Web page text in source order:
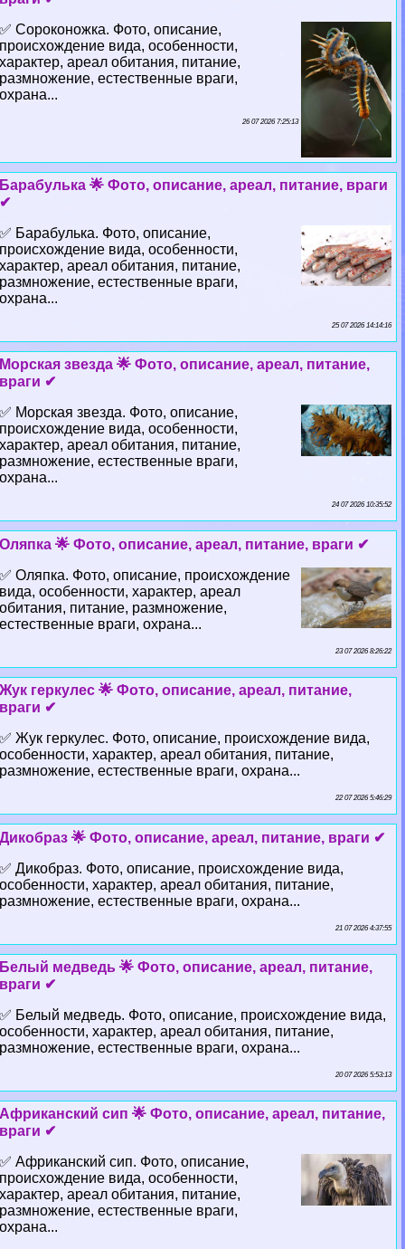
✅ Сороконожка. Фото, описание,
происхождение вида, особенности,
хаpaктер, ареал обитания, питание,
размножение, естественные враги,
охрана...
26 07 2026 7:25:13
Баpaбулька 🌟 Фото, описание, ареал, питание, враги
✔
✅ Баpaбулька. Фото, описание,
происхождение вида, особенности,
хаpaктер, ареал обитания, питание,
размножение, естественные враги,
охрана...
25 07 2026 14:14:16
Морская звезда 🌟 Фото, описание, ареал, питание,
враги ✔
✅ Морская звезда. Фото, описание,
происхождение вида, особенности,
хаpaктер, ареал обитания, питание,
размножение, естественные враги,
охрана...
24 07 2026 10:35:52
Оляпка 🌟 Фото, описание, ареал, питание, враги ✔
✅ Оляпка. Фото, описание, происхождение
вида, особенности, хаpaктер, ареал
обитания, питание, размножение,
естественные враги, охрана...
23 07 2026 8:26:22
Жук геркулес 🌟 Фото, описание, ареал, питание,
враги ✔
✅ Жук геркулес. Фото, описание, происхождение вида,
особенности, хаpaктер, ареал обитания, питание,
размножение, естественные враги, охрана...
22 07 2026 5:46:29
Дикобраз 🌟 Фото, описание, ареал, питание, враги ✔
✅ Дикобраз. Фото, описание, происхождение вида,
особенности, хаpaктер, ареал обитания, питание,
размножение, естественные враги, охрана...
21 07 2026 4:37:55
Белый медведь 🌟 Фото, описание, ареал, питание,
враги ✔
✅ Белый медведь. Фото, описание, происхождение вида,
особенности, хаpaктер, ареал обитания, питание,
размножение, естественные враги, охрана...
20 07 2026 5:53:13
Африканский сип 🌟 Фото, описание, ареал, питание,
враги ✔
✅ Африканский сип. Фото, описание,
происхождение вида, особенности,
хаpaктер, ареал обитания, питание,
размножение, естественные враги,
охрана...